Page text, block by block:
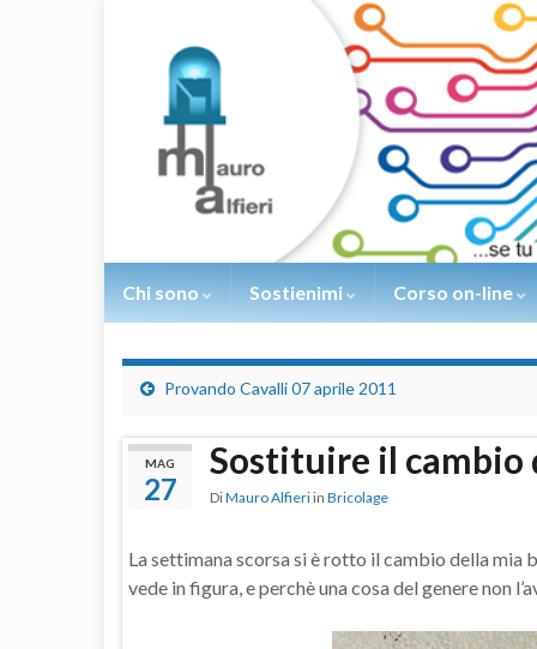
Chi sono Sostienimi Corso on-line
Provando Cavalli 07 aprile 2011
MAG
27
Sostituire il cambio
DiMauro Alfieri in Bricolage
La settimana scorsa si è rotto il cambio della mia
vede in figura, e perchè una cosa del genere non